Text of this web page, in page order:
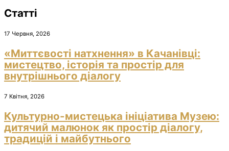
Статті
17 Червня, 2026
«Миттєвості натхнення» в Качанівці:
мистецтво, історія та простір для
внутрішнього діалогу
7 Квітня, 2026
Культурно-мистецька ініціатива Музею:
дитячий малюнок як простір діалогу,
традицій і майбутнього